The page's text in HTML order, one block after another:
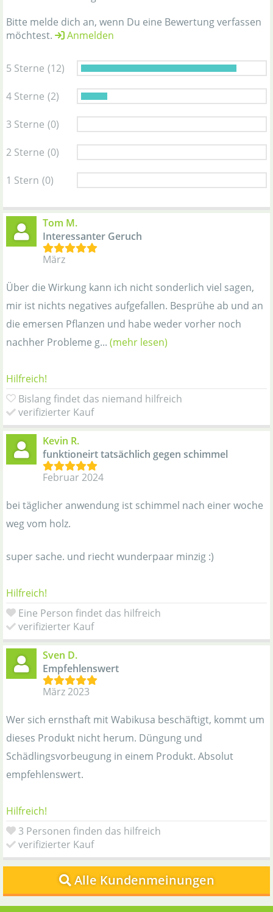
Bitte melde dich an, wenn Du eine Bewertung verfassen
möchtest.
Anmelden
5 Sterne (12)
4 Sterne (2)
3 Sterne (0)
2 Sterne (0)
1 Stern (0)
Tom M.
Interessanter Geruch
März
Über die Wirkung kann ich nicht sonderlich viel sagen,
mir ist nichts negatives aufgefallen. Besprühe ab und an
die emersen Pflanzen und habe weder vorher noch
nachher Probleme g... (mehr lesen)
Hilfreich!
Bislang findet das niemand hilfreich
verifizierter Kauf
Kevin R.
funktioneirt tatsächlich gegen schimmel
Februar 2024
bei täglicher anwendung ist schimmel nach einer woche
weg vom holz.
super sache. und riecht wunderpaar minzig :)
Hilfreich!
Eine Person findet das hilfreich
verifizierter Kauf
Sven D.
Empfehlenswert
März 2023
Wer sich ernsthaft mit Wabikusa beschäftigt, kommt um
dieses Produkt nicht herum. Düngung und
Schädlingsvorbeugung in einem Produkt. Absolut
empfehlenswert.
Hilfreich!
3 Personen finden das hilfreich
verifizierter Kauf
Alle Kundenmeinungen